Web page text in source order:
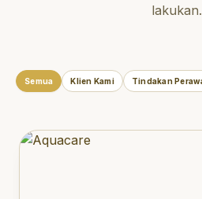
lakukan.
Semua Klien Kami Tindakan